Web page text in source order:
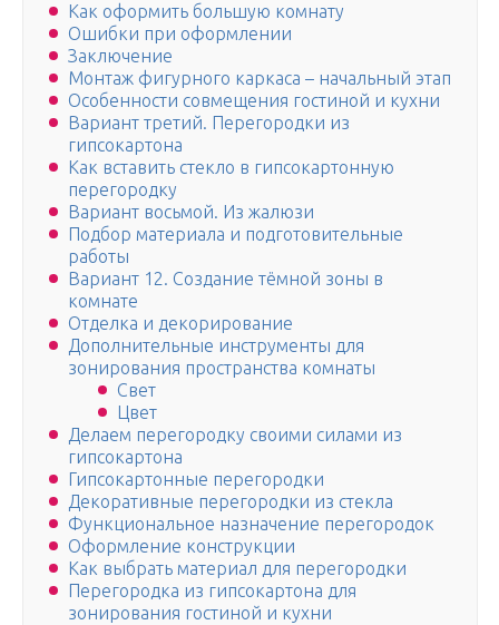
Как оформить большую комнату
Ошибки при оформлении
Заключение
Монтаж фигурного каркаса – начальный этап
Особенности совмещения гостиной и кухни
Вариант третий. Перегородки из
гипсокартона
Как вставить стекло в гипсокартонную
перегородку
Вариант восьмой. Из жалюзи
Подбор материала и подготовительные
работы
Вариант 12. Создание тёмной зоны в
комнате
Отделка и декорирование
Дополнительные инструменты для
зонирования пространства комнаты
Свет
Цвет
Делаем перегородку своими силами из
гипсокартона
Гипсокартонные перегородки
Декоративные перегородки из стекла
Функциональное назначение перегородок
Оформление конструкции
Как выбрать материал для перегородки
Перегородка из гипсокартона для
зонирования гостиной и кухни